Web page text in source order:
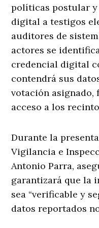
políticas postular
digital a testigos
auditores de
actores se
credencial digital
contendrá sus
votación
acceso a los
Durante la
Vigilancia e
Antonio Parra,
garantizará que la
sea “verificable y
datos reportados